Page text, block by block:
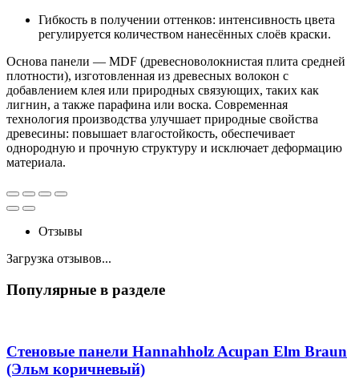
Гибкость в получении оттенков: интенсивность цвета
регулируется количеством нанесённых слоёв краски.
Основа панели — MDF (древесноволокнистая плита средней
плотности), изготовленная из древесных волокон с
добавлением клея или природных связующих, таких как
лигнин, а также парафина или воска. Современная
технология производства улучшает природные свойства
древесины: повышает влагостойкость, обеспечивает
однородную и прочную структуру и исключает деформацию
материала.
Отзывы
Загрузка отзывов...
Популярные в разделе
Стеновые панели Hannahholz Acupan Elm Braun
(Эльм коричневый)